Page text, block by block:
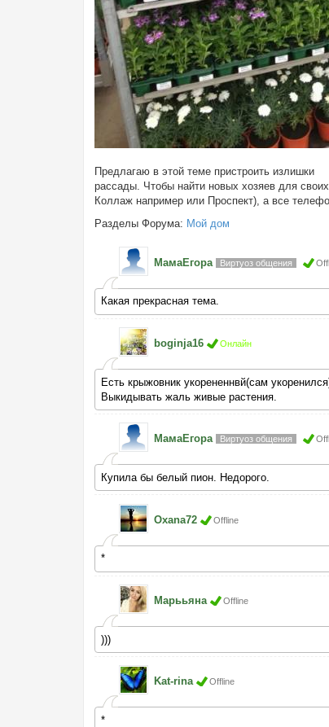
Предлагаю в этой теме пристроить излишки
рассады. Чтобы найти новых хозяев для
Коллаж например или Проспект), а все
Разделы Форума: Мой дом
МамаЕгора Виртуоз общения
Какая прекрасная тема.
boginja16 Онлайн
Есть крыжовник укорененнвй(сам
Выкидывать жаль живые растения.
МамаЕгора Виртуоз общения
Купила бы белый пион. Недорого.
Oxana72 Offline
*
Марььяна Offline
)))
Kat-rina Offline
*